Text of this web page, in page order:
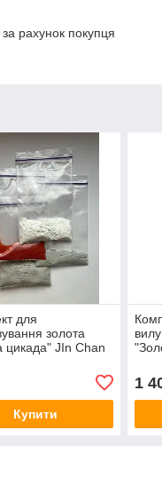
рахунок покупця
для
золота
цикада" JIn Chan
Купити
1